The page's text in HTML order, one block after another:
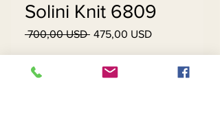
Solini Knit 6809
700,00 USD Vanlig
475,00 USDSalgspris
Utsolgt